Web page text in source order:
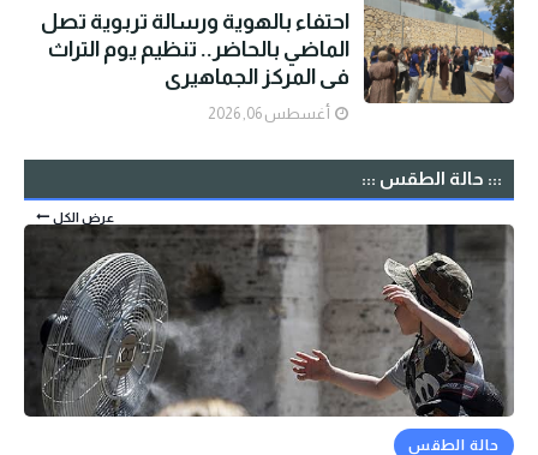
احتفاء بالهوية ورسالة تربوية تصل
الماضي بالحاضر.. تنظيم يوم التراث
في المركز الجماهيري
أغسطس 06, 2026
::: حالة الطقس :::
عرض الكل
حالة الطقس